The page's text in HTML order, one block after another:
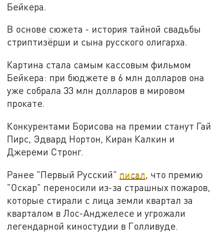
Бейкера.
В основе сюжета - история тайной свадьбы
стриптизёрши и сына русского олигарха.
Картина стала самым кассовым фильмом
Бейкера: при бюджете в 6 млн долларов она
уже собрала 33 млн долларов в мировом
прокате.
Конкурентами Борисова на премии станут Гай
Пирс, Эдвард Нортон, Киран Калкин и
Джереми Стронг.
Ранее "Первый Русский" писал , что премию
"Оскар" переносили из-за страшных пожаров,
которые стирали с лица земли квартал за
кварталом в Лос-Анджелесе и угрожали
легендарной киностудии в Голливуде.